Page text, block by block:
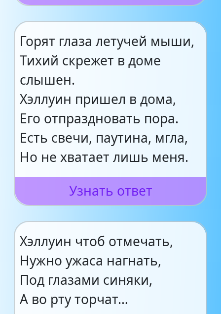
Горят глаза летучей мыши,
Тихий скрежет в доме
слышен.
Хэллуин пришел в дома,
Его отпраздновать пора.
Есть свечи, паутина, мгла,
Но не хватает лишь меня.
Узнать ответ
Хэллуин чтоб отмечать,
Нужно ужаса нагнать,
Под глазами синяки,
А во рту торчат…